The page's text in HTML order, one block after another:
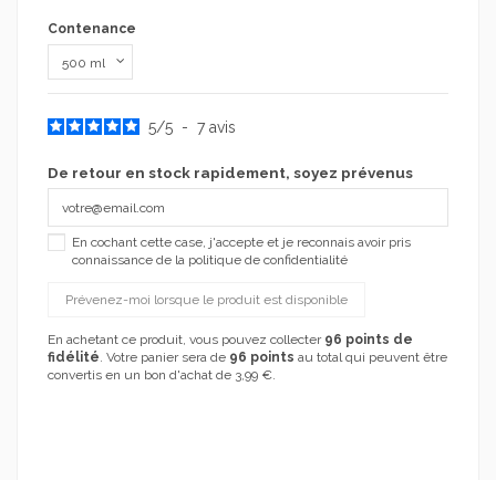
Contenance
5/5 - 7avis
De retour en stock rapidement, soyez prévenus
En cochant cette case, j'accepte et je reconnais avoir pris
connaissance de la politique de confidentialité
En achetant ce produit, vous pouvez collecter 96 points de
fidélité . Votre panier sera de 96 points au total qui peuvent être
convertis en un bon d'achat de 3,99 €